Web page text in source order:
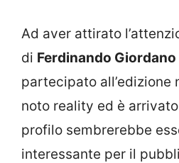
Ad aver attirato
di Ferdinando Giordano
partecipato all’edizione
noto reality ed è
profilo sembrerebbe
interessante per il